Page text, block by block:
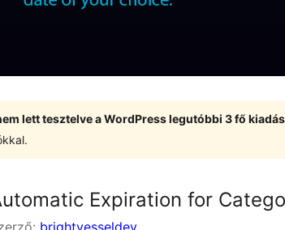
lett tesztelve a WordPress legutóbbi 3 fő
Expiration for
brightvesseldev